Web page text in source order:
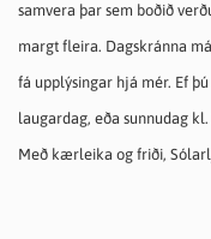
samvera þar sem boðið
margt fleira. Dagskránna
fá upplýsingar hjá mér. Ef
laugardag, eða sunnudag
Með kærleika og friði,